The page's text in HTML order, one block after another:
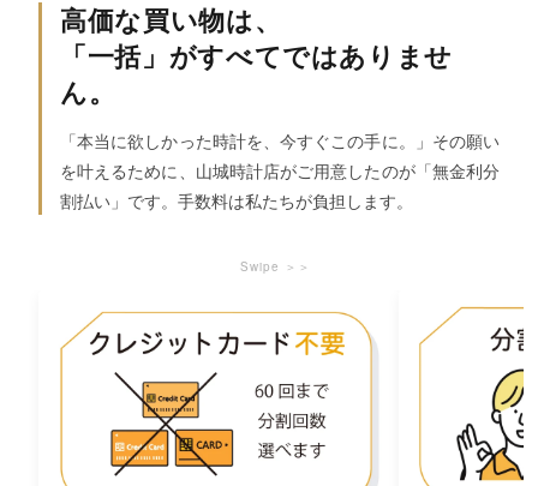
高価な買い物は、
「一括」がすべてではありませ
ん。
「本当に欲しかった時計を、今すぐこの手に。」その願い
を叶えるために、山城時計店がご用意したのが「無金利分
割払い」です。手数料は私たちが負担します。
Swipe ＞＞